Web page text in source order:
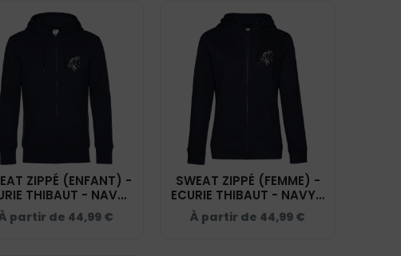
ZIPPÉ (ENFANT) -
THIBAUT - NAVY-
K455
partir de 44,99 €
SWEAT ZIPPÉ (FEMME) -
ECURIE THIBAUT - NAVY -
BCW03Q
À partir de 44,99 €